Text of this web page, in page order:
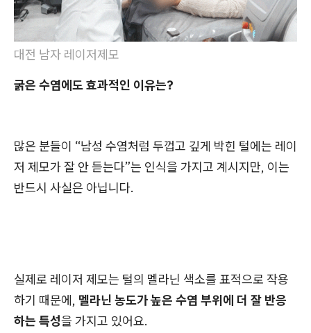
대전 남자 레이저제모
굵은 수염에도 효과적인 이유는?
많은 분들이 “남성 수염처럼 두껍고 깊게 박힌 털에는 레이
저 제모가 잘 안 듣는다”는 인식을 가지고 계시지만, 이는
반드시 사실은 아닙니다.
실제로 레이저 제모는 털의 멜라닌 색소를 표적으로 작용
하기 때문에, 멜라닌 농도가 높은 수염 부위에 더 잘 반응
하는 특성을 가지고 있어요.